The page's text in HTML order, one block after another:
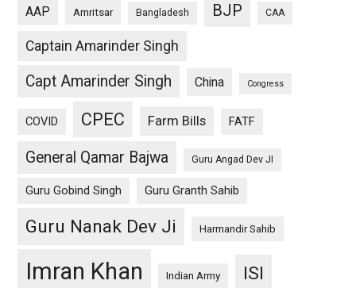
AAP Amritsar Bangladesh BJP CAA
Captain Amarinder Singh
Capt Amarinder Singh China Congress
COVID CPEC Farm Bills FATF
General Qamar Bajwa Guru Angad Dev JI
Guru Gobind Singh Guru Granth Sahib
Guru Nanak Dev Ji Harmandir Sahib
Imran Khan Indian Army ISI